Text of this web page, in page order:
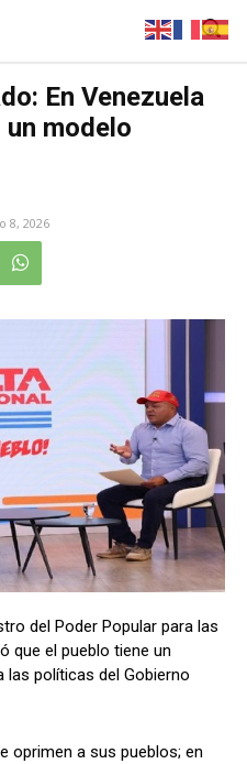
En Venezuela
modelo
8, 2026
del Poder Popular para las
que el pueblo tiene un
las políticas del Gobierno
oprimen a sus pueblos; en